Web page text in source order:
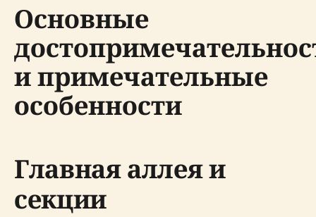
Основные
и примечательные
особенности
Главная аллея и
секции